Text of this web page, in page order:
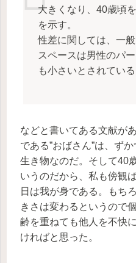
大きくなり、40歳頃
を示す。
性差に関しては、一
スペースは男性のパ
も小さいとされている
などと書いてある文献が
である”おばさん”は、ず
生き物なのだ。そして40
いうのだから、私も傍観
日は我が身である。もち
きさは変わるというので
齢を重ねても他人を不快
ければと思った。